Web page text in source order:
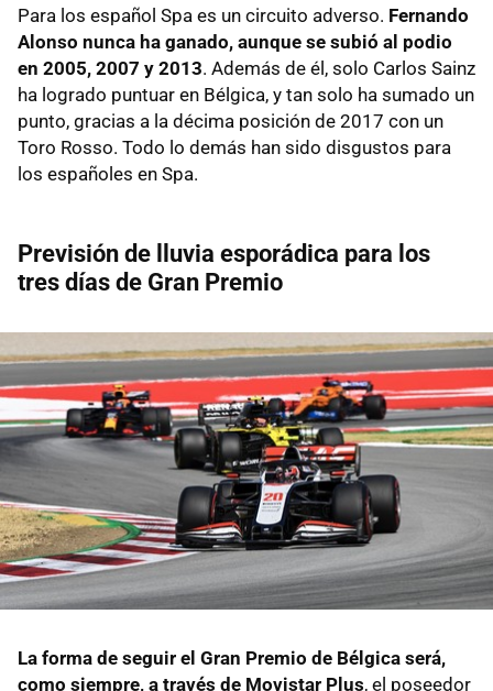
Para los español Spa es un circuito adverso. Fernando
Alonso nunca ha ganado, aunque se subió al podio
en 2005, 2007 y 2013. Además de él, solo Carlos Sainz
ha logrado puntuar en Bélgica, y tan solo ha sumado un
punto, gracias a la décima posición de 2017 con un
Toro Rosso. Todo lo demás han sido disgustos para
los españoles en Spa.
Previsión de lluvia esporádica para los
tres días de Gran Premio
La forma de seguir el Gran Premio de Bélgica será,
como siempre, a través de Movistar Plus, el poseedor